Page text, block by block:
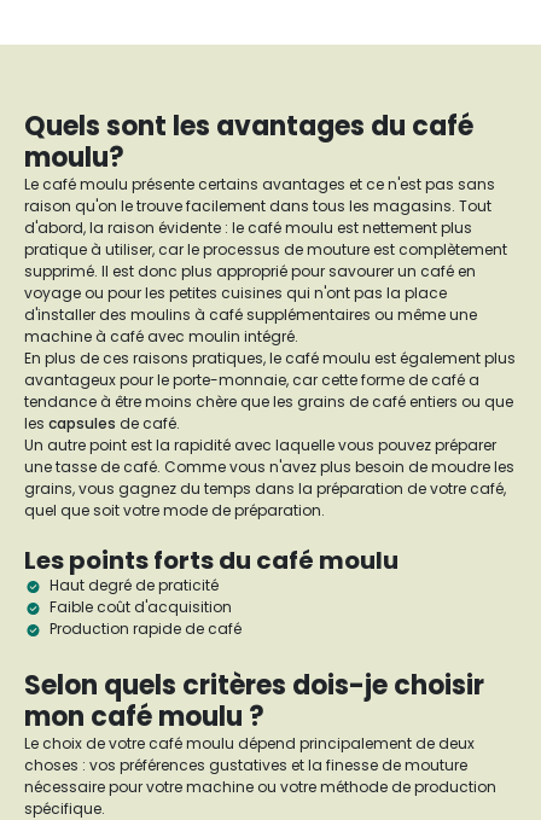
Quels sont les avantages du café
moulu?
Le café moulu présente certains avantages et ce n'est pas sans
raison qu'on le trouve facilement dans tous les magasins. Tout
d'abord, la raison évidente : le café moulu est nettement plus
pratique à utiliser, car le processus de mouture est complètement
supprimé. Il est donc plus approprié pour savourer un café en
voyage ou pour les petites cuisines qui n'ont pas la place
d'installer des moulins à café supplémentaires ou même une
machine à café avec moulin intégré.
En plus de ces raisons pratiques, le café moulu est également plus
avantageux pour le porte-monnaie, car cette forme de café a
tendance à être moins chère que les grains de café entiers ou que
les capsules de café.
Un autre point est la rapidité avec laquelle vous pouvez préparer
une tasse de café. Comme vous n'avez plus besoin de moudre les
grains, vous gagnez du temps dans la préparation de votre café,
quel que soit votre mode de préparation.
Les points forts du café moulu
Haut degré de praticité
Faible coût d'acquisition
Production rapide de café
Selon quels critères dois-je choisir
mon café moulu ?
Le choix de votre café moulu dépend principalement de deux
choses : vos préférences gustatives et la finesse de mouture
nécessaire pour votre machine ou votre méthode de production
spécifique.